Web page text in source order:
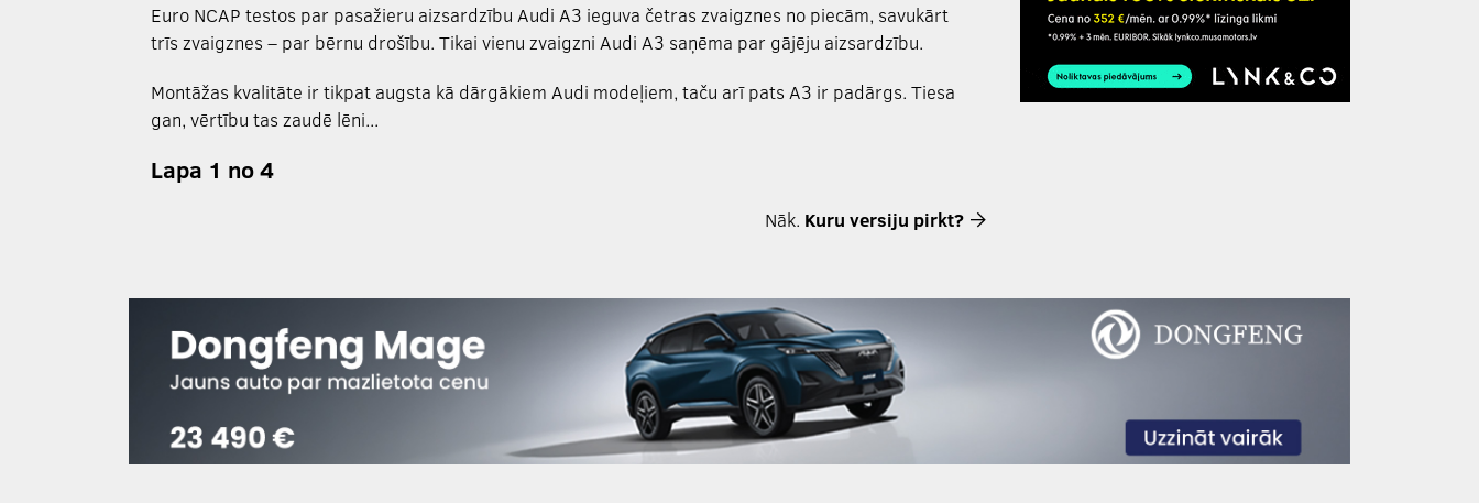
Euro NCAP testos par pasažieru aizsardzību Audi A3 ieguva četras zvaigznes no piecām, savukārt
trīs zvaigznes – par bērnu drošību. Tikai vienu zvaigzni Audi A3 saņēma par gājēju aizsardzību.
Montāžas kvalitāte ir tikpat augsta kā dārgākiem Audi modeļiem, taču arī pats A3 ir padārgs. Tiesa
gan, vērtību tas zaudē lēni...
Lapa 1 no 4
Nāk. Kuru versiju pirkt?